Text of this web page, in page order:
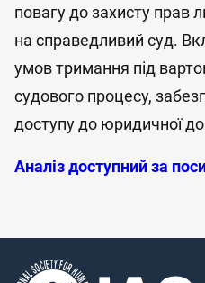
повагу до захисту прав
на справедливий суд.
умов тримання під
судового процесу,
доступу до юридичної
Аналіз доступний за